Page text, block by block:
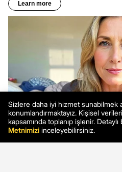
Sizlere daha iyi hizmet sunabilmek
konumlandırmaktayız. Kişisel
kapsamında toplanıp işlenir.
Metnimizi inceleyebilirsiniz.